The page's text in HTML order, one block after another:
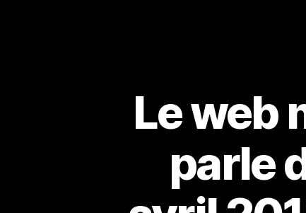
Le web
parle